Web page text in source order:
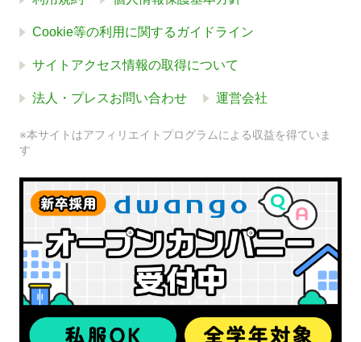
Cookie等の利用に関するガイドライン
サイトアクセス情報の取得について
法人・プレスお問い合わせ 運営会社
※本サイトはアフィリエイトプログラムによる収益を得ていま
す